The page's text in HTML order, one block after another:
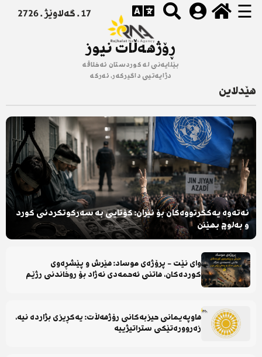
☰ 17 . گەلاوێژ . 2726
ڕۆژهەڵات نیوز
بێلایەنی لە کوردستان ئەخلاقە
دژایەتیی داگیرکەر، ئەرکە
هێدلاین
نەتەوە یەکگرتووەکان بۆ ئێران: کۆتایی بە سەرکوتکردنی کورد
و بەلوچ بهێنن
وای نێت - پرۆژەی موساد: هێرش و پێشڕەوی
کوردەکان، هاتنی ئەحمەدی نەژاد بۆ روخاندنی رژێم
هاوپەیمانی حیزبەکانی رۆژهەڵات: یەکڕیزی بژاردە نیە،
زەروورەتێکی ستراتیژییە